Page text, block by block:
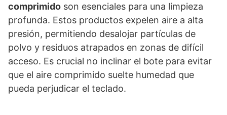
comprimido son esenciales para una limpieza
profunda. Estos productos expelen aire a alta
presión, permitiendo desalojar partículas de
polvo y residuos atrapados en zonas de difícil
acceso. Es crucial no inclinar el bote para evitar
que el aire comprimido suelte humedad que
pueda perjudicar el teclado.